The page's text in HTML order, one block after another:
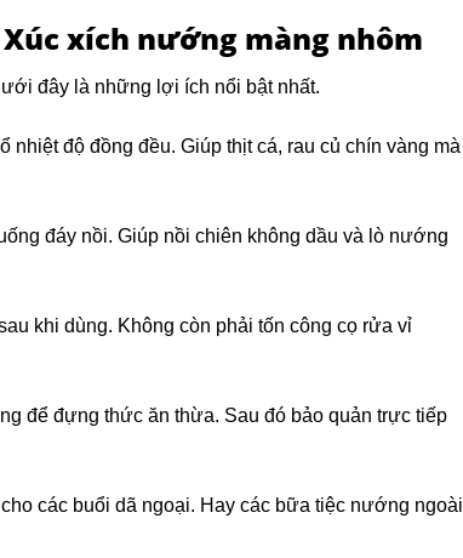
xích nướng màng nhôm
đây là những lợi ích nổi bật nhất.
nhiệt độ đồng đều. Giúp thịt cá, rau củ chín vàng mà
đáy nồi. Giúp nồi chiên không dầu và lò nướng
khi dùng. Không còn phải tốn công cọ rửa vỉ
để đựng thức ăn thừa. Sau đó bảo quản trực tiếp
các buổi dã ngoại. Hay các bữa tiệc nướng ngoài